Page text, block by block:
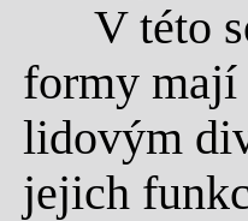
V této
formy mají
lidovým
jejich